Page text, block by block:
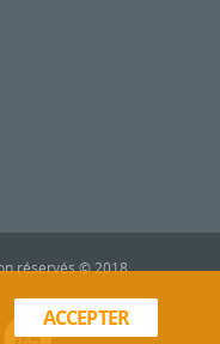
réservés © 2018
ACCEPTER